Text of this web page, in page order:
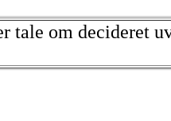
tale om decideret